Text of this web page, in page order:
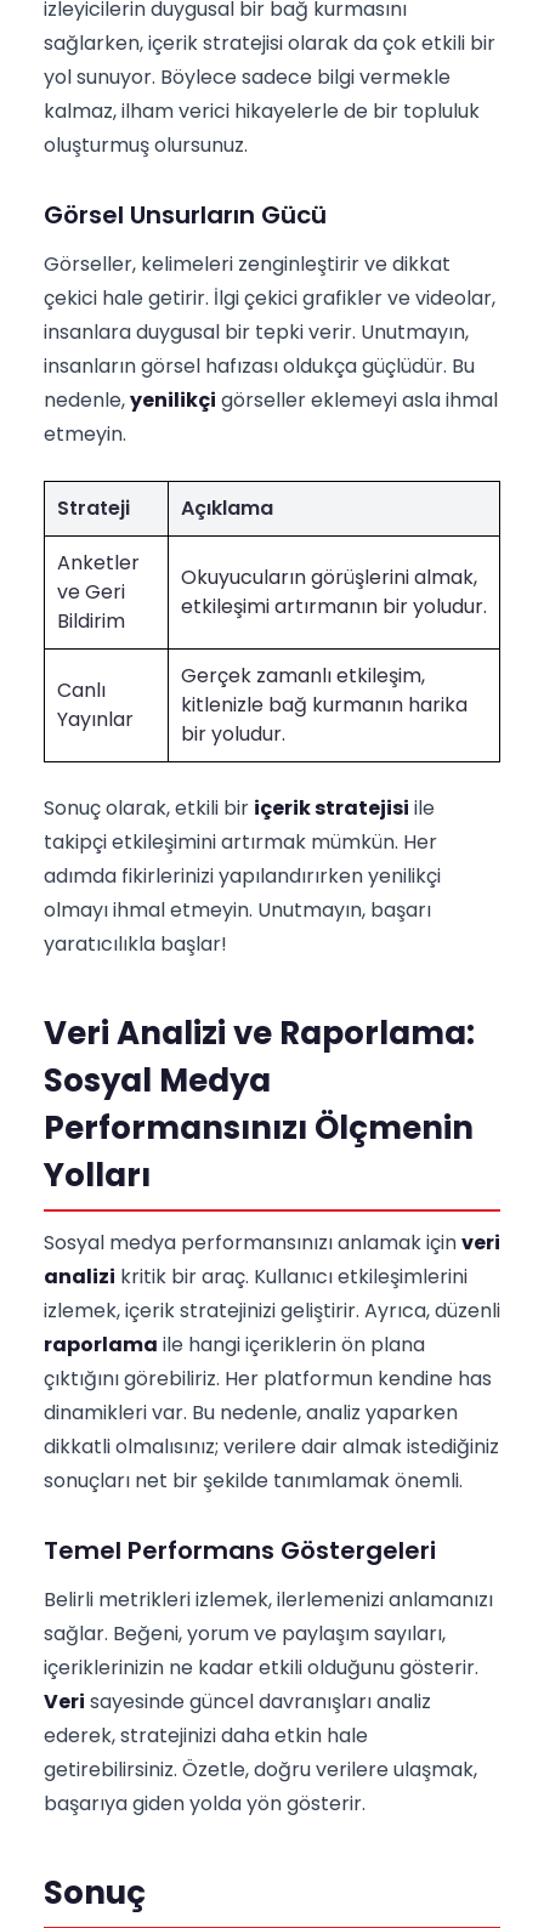
izleyicilerin duygusal bir bağ kurmasını
sağlarken, içerik stratejisi olarak da çok etkili bir
yol sunuyor. Böylece sadece bilgi vermekle
kalmaz, ilham verici hikayelerle de bir topluluk
oluşturmuş olursunuz.
Görsel Unsurların Gücü
Görseller, kelimeleri zenginleştirir ve dikkat
çekici hale getirir. İlgi çekici grafikler ve videolar,
insanlara duygusal bir tepki verir. Unutmayın,
insanların görsel hafızası oldukça güçlüdür. Bu
nedenle,yenilikçi görseller eklemeyi asla ihmal
etmeyin.
Strateji
Açıklama
Anketler
ve Geri
Bildirim
Okuyucuların görüşlerini almak,
etkileşimi artırmanın bir yoludur.
Canlı
Yayınlar
Gerçek zamanlı etkileşim,
kitlenizle bağ kurmanın harika
bir yoludur.
Sonuç olarak, etkili bir içerik stratejisi ile
takipçi etkileşimini artırmak mümkün. Her
adımda fikirlerinizi yapılandırırken yenilikçi
olmayı ihmal etmeyin. Unutmayın, başarı
yaratıcılıkla başlar!
Veri Analizi ve Raporlama:
Sosyal Medya
Performansınızı Ölçmenin
Yolları
Sosyal medya performansınızı anlamak içinveri
analizi kritik bir araç. Kullanıcı etkileşimlerini
izlemek, içerik stratejinizi geliştirir. Ayrıca, düzenli
raporlama ile hangi içeriklerin ön plana
çıktığını görebiliriz. Her platformun kendine has
dinamikleri var. Bu nedenle, analiz yaparken
dikkatli olmalısınız; verilere dair almak istediğiniz
sonuçları net bir şekilde tanımlamak önemli.
Temel Performans Göstergeleri
Belirli metrikleri izlemek, ilerlemenizi anlamanızı
sağlar. Beğeni, yorum ve paylaşım sayıları,
içeriklerinizin ne kadar etkili olduğunu gösterir.
Veri sayesinde güncel davranışları analiz
ederek, stratejinizi daha etkin hale
getirebilirsiniz. Özetle, doğru verilere ulaşmak,
başarıya giden yolda yön gösterir.
Sonuç